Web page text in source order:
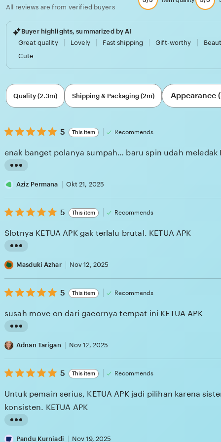
All reviews are from verified buyers
Buyer highlights, summarized by AI
Great quality
Lovely Fast shipping Gift-worthy
Cute
Filter
by
category
Quality (2.3m) Shipping & Packaging (2m) Appearance
5
out
5
stars
5 This item Recommends
i
s
t
n
r
e
v
e
b
y
M
l
i
s
enak banget polanya sumpah… baru spin udah meledak
Aziz Permana Okt 21, 2025
5
out
5
stars
5 This item Recommends
i
s
t
n
r
e
v
e
w
y
Slotnya KETUA APK gak terlalu brutal. KETUA APK
Masduki Azhar Nov 12, 2025
5
out
5
stars
5 This item Recommends
i
s
t
n
g
e
susah move on dari gacornya tempat ini KETUA APK
Adnan Tarigan Nov 12, 2025
5
out
5
stars
5 This item Recommends
i
Untuk pemain serius, KETUA APK jadi pilihan karena
konsisten. KETUA APK
Pandu Kurniadi Nov 19, 2025